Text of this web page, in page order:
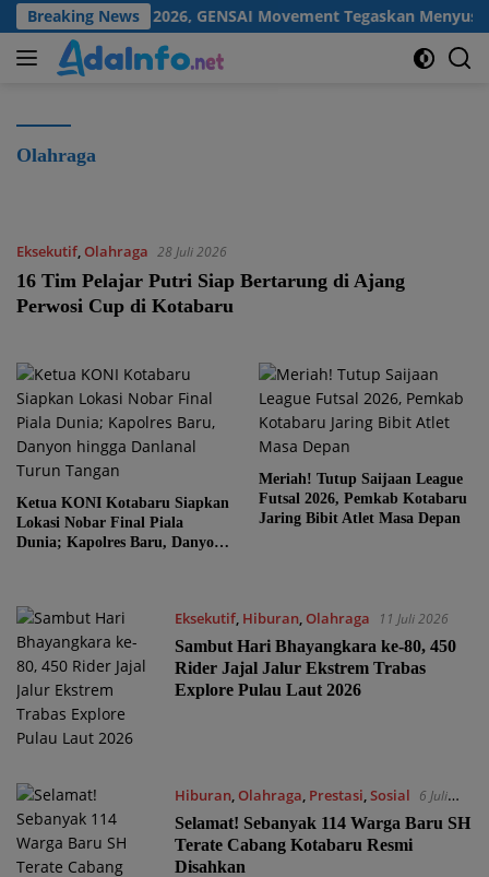
Langsung
ke
konten
Breaking News
ASI Sedunia 2026, GENSAI Movement Tegaskan Menyusui
Olahraga
Eksekutif, Olahraga 28 Juli 2026
16 Tim Pelajar Putri Siap Bertarung di Ajang
Perwosi Cup di Kotabaru
Ketua KONI Kotabaru Siapkan
Lokasi Nobar Final Piala
Dunia; Kapolres Baru, Danyon
Meriah! Tutup Saijaan League
Futsal 2026, Pemkab Kotabaru
Jaring Bibit Atlet Masa Depan
Eksekutif, Hiburan, Olahraga
11 Juli 2026
Sambut Hari Bhayangkara ke-80, 450
Rider Jajal Jalur Ekstrem Trabas
Explore Pulau Laut 2026
Hiburan, Olahraga, Prestasi,Sosial 6 Juli
2026
Selamat! Sebanyak 114 Warga Baru SH
Terate Cabang Kotabaru Resmi
Disahkan